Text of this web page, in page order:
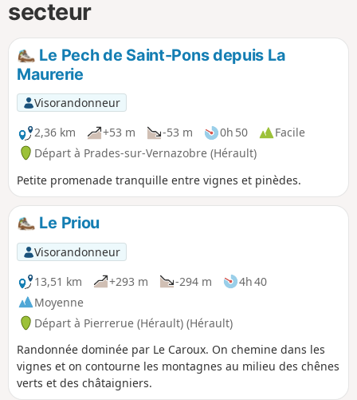
secteur
Le Pech de Saint-Pons depuis La
Maurerie
Visorandonneur
2,36 km
+53 m -53 m 0h 50
Facile
Départ à Prades-sur-Vernazobre (Hérault)
Petite promenade tranquille entre vignes et pinèdes.
Le Priou
Visorandonneur
13,51 km
+293 m -294 m
4h 40
Moyenne
Départ à Pierrerue (Hérault) (Hérault)
Randonnée dominée par Le Caroux. On chemine dans les
vignes et on contourne les montagnes au milieu des chênes
verts et des châtaigniers.